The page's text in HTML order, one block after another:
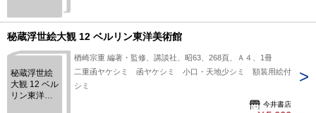
秘蔵浮世絵大観 12 ベルリン東洋美術館
秘蔵浮世絵
大観 12 ベル
リン東洋美
楢崎宗重 編著・監修、講談社、昭63、268頁、Ａ４、1冊
二重函ヤケシミ 函ヤケシミ 小口・天地少シミ 額装用絵付
シミ
今井書店